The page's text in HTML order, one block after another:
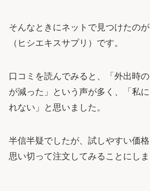
そんなときにネットで見つけたの
（ヒシエキスサプリ）です。
口コミを読んでみると、「外出時
が減った」という声が多く、「私
れない」と思いました。
半信半疑でしたが、試しやすい価格
思い切って注文してみることにしま